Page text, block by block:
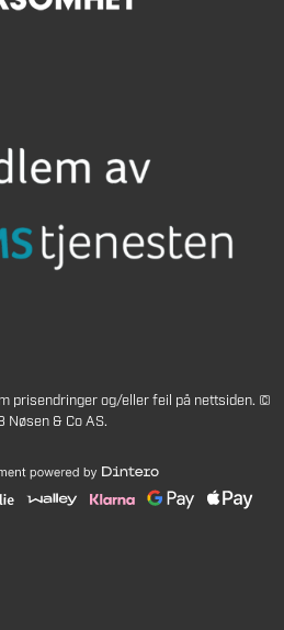
prisendringer og/eller feil på nettsiden. ©
Nøsen & Co AS.